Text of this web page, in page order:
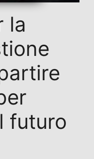
la
futuro